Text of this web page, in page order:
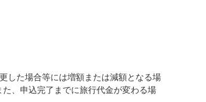
した場合等には増額または減額となる場
、申込完了までに旅行代金が変わる場